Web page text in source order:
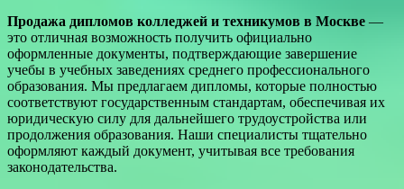
Продажа дипломов колледжей и техникумов в Москве —
это отличная возможность получить официально
оформленные документы, подтверждающие завершение
учебы в учебных заведениях среднего профессионального
образования. Мы предлагаем дипломы, которые полностью
соответствуют государственным стандартам, обеспечивая их
юридическую силу для дальнейшего трудоустройства или
продолжения образования. Наши специалисты тщательно
оформляют каждый документ, учитывая все требования
законодательства.